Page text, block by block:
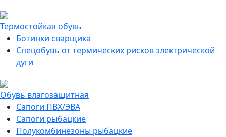
Термостойкая обувь
Ботинки сварщика
Спецобувь от термических рисков электрической
дуги
Обувь влагозащитная
Сапоги ПВХ/ЭВА
Сапоги рыбацкие
Полукомбинезоны рыбацкие